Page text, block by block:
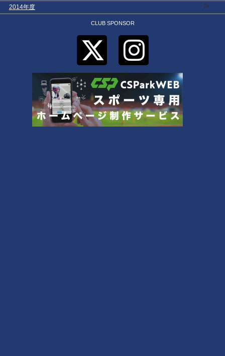
2014年度 >
CLUB SPONSOR